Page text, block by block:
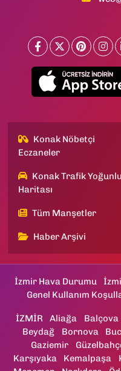
Konak Nöbetçi
Eczaneler
Konak Trafik
Haritası
Tüm Manşetler
Haber Arşivi
İzmir Hava Durumu
Genel Kullanım
İZMİR Aliağa Balçova
Beydağ
Bornova
Gaziemir
Karşıyaka
Kemalpaşa